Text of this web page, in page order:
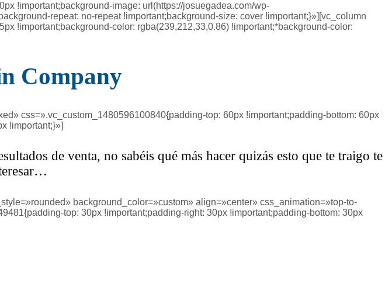
!important;background-image: url(https://josuegadea.com/wp-
repeat: no-repeat !important;background-size: cover !important;}»][vc_column
!important;background-color: rgba(239,212,33,0.86) !important;*background-color:
Company
css=».vc_custom_1480596100840{padding-top: 60px !important;padding-bottom: 60px
!important;}»]
de venta, no sabéis qué más hacer quizás esto que te traigo te
background_color=»custom» align=»center» css_animation=»top-to-
top: 30px !important;padding-right: 30px !important;padding-bottom: 30px